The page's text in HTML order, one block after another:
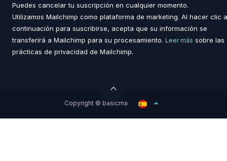
Puedes cancelar tu suscripción en cualquier momento.
Utilizamos Mailchimp como plataforma de marketing. Al hacer clic a
continuación para suscribirse, acepta que su información se
transferirá a Mailchimp para su procesamiento. Leer más sobre las
prácticas de privacidad de Mailchimp.
Copyright © basicma